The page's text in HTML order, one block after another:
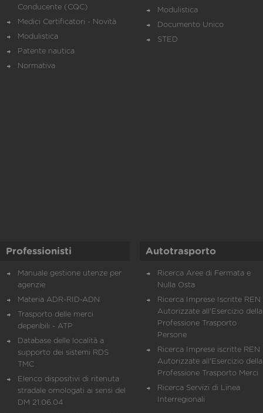
Conducente (CQC)
Medici Certificatori - Novità
Modulistica
Patente nautica
Normativa
Modulistica
Documento Unico
STED
Professionisti
Manuale gestione utenze per
agenzie
Materia ADR-RID-ADN
Trasporto delle merci
deperibili - ATP
Database delle località a
supporto dei sistemi RDS
TMC
Elenco dispositivi di ritenuta
stradale omologati ai sensi del
DM 21.06.04
Autotrasporto
Ricerca Aree di Fermata e
Nulla Osta
Ricerca Imprese Iscritte REN
Autorizzate all'Esercizio della
Professione Trasporto
Persone
Ricerca Imprese iscritte REN
Autorizzate all'Esercizio della
Professione Trasporto Merci
Ricerca Servizi di Linea
Interregionali